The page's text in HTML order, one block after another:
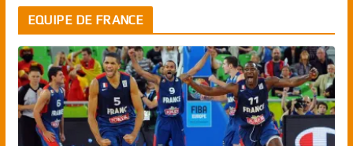
EQUIPE DE FRANCE